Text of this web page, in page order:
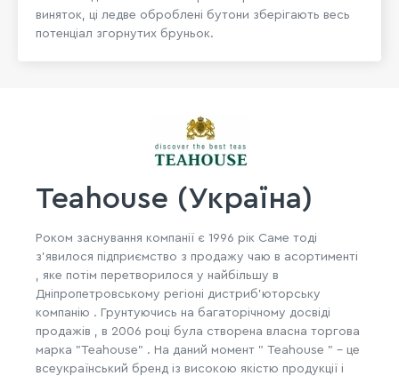
виняток, ці ледве оброблені бутони зберігають весь
потенціал згорнутих бруньок.
Teahouse (Україна)
Роком заснування компанії є 1996 рік Саме тоді
з'явилося підприємство з продажу чаю ​​в асортименті
, яке потім перетворилося у найбільшу в
Дніпропетровському регіоні дистриб'юторську
компанію . Грунтуючись на багаторічному досвіді
продажів , в 2006 році була створена власна торгова
марка "Teahouse" . На даний момент " Teahouse " - це
всеукраїнський бренд із високою якістю продукції і